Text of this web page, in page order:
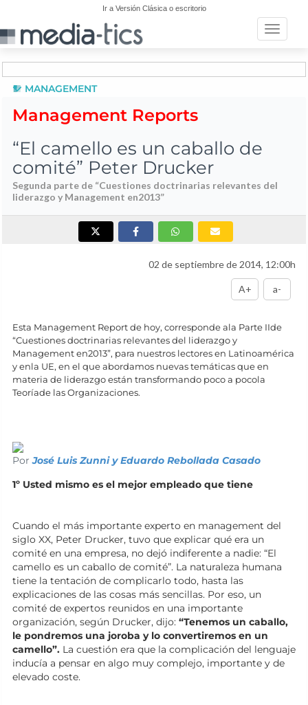
Ir a Versión Clásica o escritorio
Toggle
MANAGEMENT
Management Reports
“El camello es un caballo de
comité” Peter Drucker
Segunda parte de “Cuestiones doctrinarias relevantes del
liderazgo y Management en2013”
02 de septiembre de 2014, 12:00h
A+ a-
Esta Management Report de hoy, corresponde ala Parte IIde
“Cuestiones doctrinarias relevantes del liderazgo y
Management en2013”, para nuestros lectores en Latinoamérica
y enla UE, en el que abordamos nuevas temáticas que en
materia de liderazgo están transformando poco a pocola
Teoríade las Organizaciones.
PorJosé Luis Zunni y Eduardo Rebollada Casado
1º Usted mismo es el mejor empleado que tiene
Cuando el más importante experto en management del
siglo XX, Peter Drucker, tuvo que explicar qué era un
comité en una empresa, no dejó indiferente a nadie: “El
camello es un caballo de comité”. La naturaleza humana
tiene la tentación de complicarlo todo, hasta las
explicaciones de las cosas más sencillas. Por eso, un
comité de expertos reunidos en una importante
organización, según Drucker, dijo: “Tenemos un caballo,
le pondremos una joroba y lo convertiremos en un
camello”. La cuestión era que la complicación del lenguaje
inducía a pensar en algo muy complejo, importante y de
elevado coste.